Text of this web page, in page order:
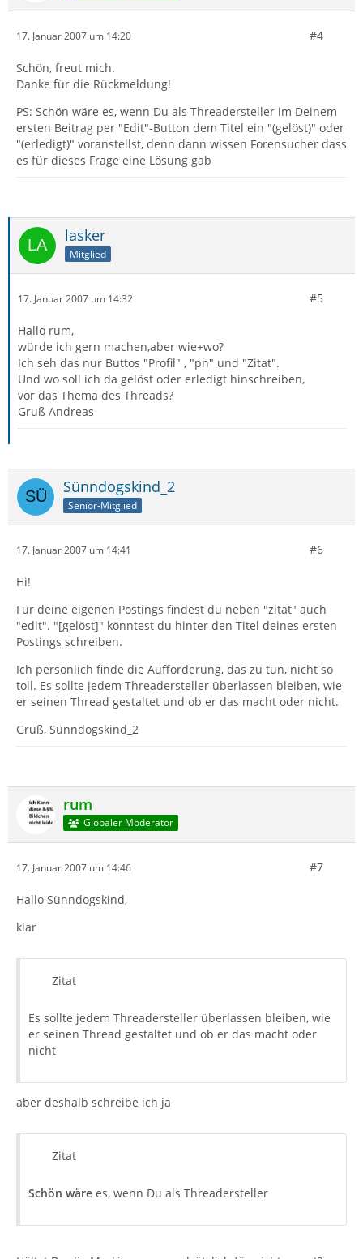
17. Januar 2007 um 14:20 #4
Schön, freut mich.
Danke für die Rückmeldung!
PS: Schön wäre es, wenn Du als Threadersteller im Deinem
ersten Beitrag per "Edit"-Button dem Titel ein "(gelöst)" oder
"(erledigt)" voranstellst, denn dann wissen Forensucher dass
es für dieses Frage eine Lösung gab
lasker
Mitglied
17. Januar 2007 um 14:32 #5
Hallo rum,
würde ich gern machen,aber wie+wo?
Ich seh das nur Buttos "Profil" , "pn" und "Zitat".
Und wo soll ich da gelöst oder erledigt hinschreiben,
vor das Thema des Threads?
Gruß Andreas
Sünndogskind_2
Senior-Mitglied
17. Januar 2007 um 14:41 #6
Hi!
Für deine eigenen Postings findest du neben "zitat" auch
"edit". "[gelöst]" könntest du hinter den Titel deines ersten
Postings schreiben.
Ich persönlich finde die Aufforderung, das zu tun, nicht so
toll. Es sollte jedem Threadersteller überlassen bleiben, wie
er seinen Thread gestaltet und ob er das macht oder nicht.
Gruß, Sünndogskind_2
rum
Globaler Moderator
17. Januar 2007 um 14:46 #7
Hallo Sünndogskind,
klar
Zitat
Es sollte jedem Threadersteller überlassen bleiben, wie
er seinen Thread gestaltet und ob er das macht oder
nicht
aber deshalb schreibe ich ja
Zitat
Schön wäre es, wenn Du als Threadersteller